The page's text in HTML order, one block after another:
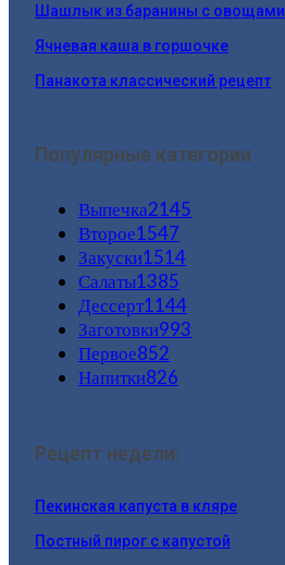
Шашлык из баранины с овощами
Ячневая каша в горшочке
Панакота классический рецепт
Популярные категории
Выпечка2145
Второе1547
Закуски1514
Салаты1385
Дессерт1144
Заготовки993
Первое852
Напитки826
Рецепт недели:
Пекинская капуста в кляре
Постный пирог с капустой